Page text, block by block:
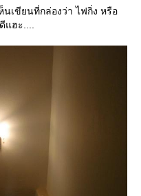
เขียนที่กล่องว่า ไฟกิ่ง หรือ
ฮะ....